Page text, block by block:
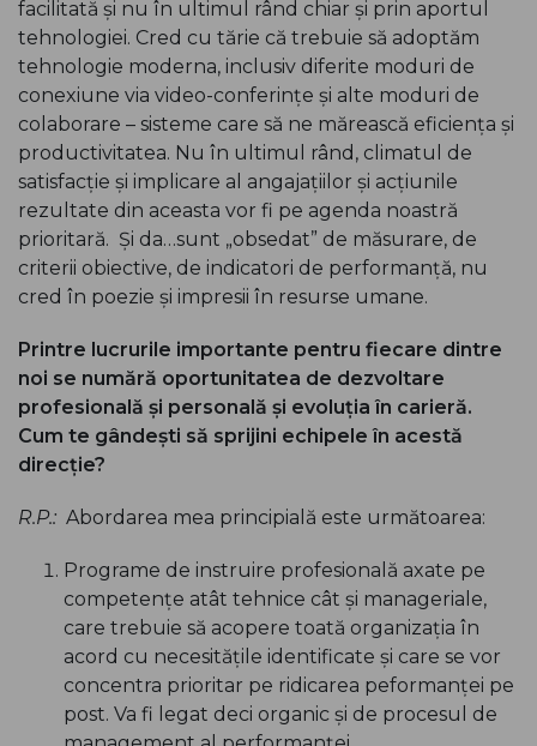
facilitată și nu în ultimul rând chiar și prin aportul
tehnologiei. Cred cu tărie că trebuie să adoptăm
tehnologie moderna, inclusiv diferite moduri de
conexiune via video-conferințe și alte moduri de
colaborare – sisteme care să ne mărească eficiența și
productivitatea. Nu în ultimul rând, climatul de
satisfacție și implicare al angajațiilor și acțiunile
rezultate din aceasta vor fi pe agenda noastră
prioritară. Și da…sunt „obsedat” de măsurare, de
criterii obiective, de indicatori de performanță, nu
cred în poezie și impresii în resurse umane.
Printre lucrurile importante pentru fiecare dintre
noi se numără oportunitatea de dezvoltare
profesională și personală și evoluția în carieră.
Cum te gândești să sprijini echipele în acestă
direcție?
R.P.: Abordarea mea principială este următoarea:
Programe de instruire profesională axate pe
competențe atât tehnice cât și manageriale,
care trebuie să acopere toată organizația în
acord cu necesitățile identificate și care se vor
concentra prioritar pe ridicarea peformanței pe
post. Va fi legat deci organic și de procesul de